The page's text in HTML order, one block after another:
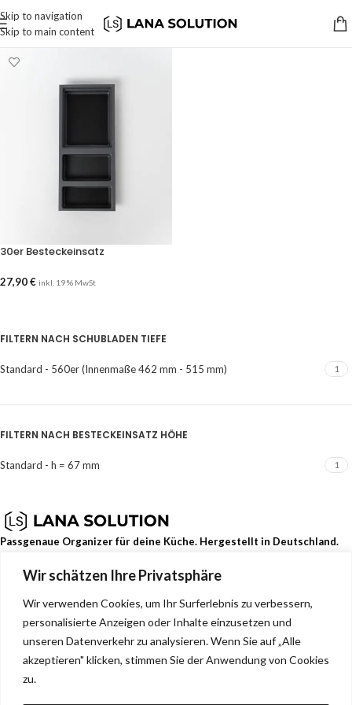
Wir schätzen Ihre Privatsphäre
Wir verwenden Cookies, um Ihr Surferlebnis zu verbessern,
personalisierte Anzeigen oder Inhalte einzusetzen und
unseren Datenverkehr zu analysieren. Wenn Sie auf „Alle
akzeptieren" klicken, stimmen Sie der Anwendung von Cookies
zu.
Skip to navigation
Skip to main content
FILTERN NACH SCHUBLADEN TIEFE
Standard - 560er (Innenmaße 462 mm - 515 mm) 1
FILTERN NACH BESTECKEINSATZ HÖHE
Standard - h = 67 mm 1
30er Besteckeinsatz
27,90€ inkl. 19 % MwSt
Passgenaue Organizer für deine Küche. Hergestellt in Deutschland.
Dehmerstr. 93b, Bad Oeynhausen, Deutschland, 32549
info@lana-solution.de
NEUESTE BEITRÄGE
SERVICE